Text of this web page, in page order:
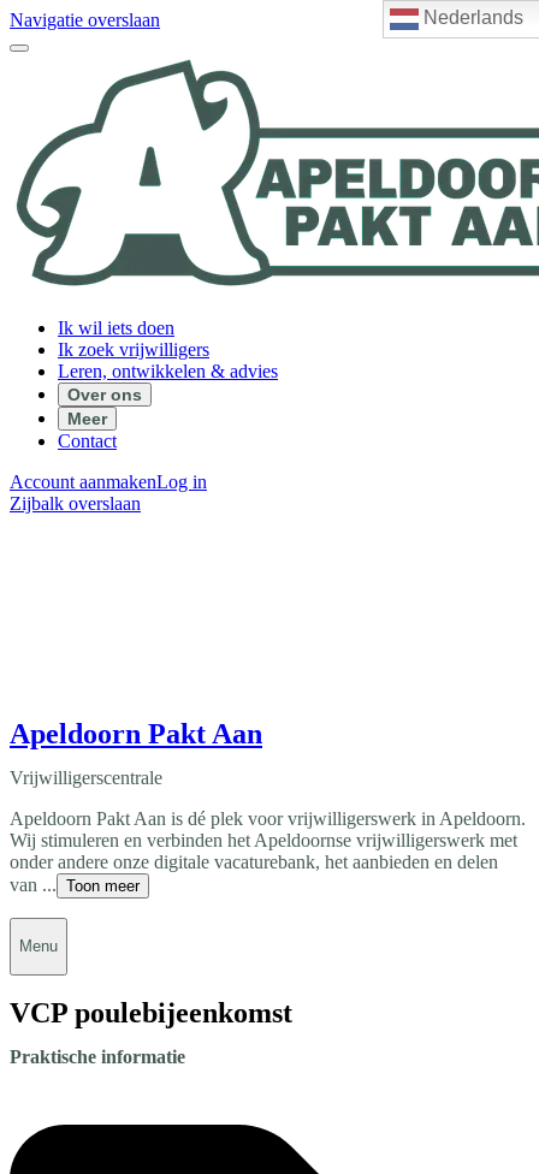
Nederlands
Navigatie overslaan
Ik wil iets doen
Ik zoek vrijwilligers
Leren, ontwikkelen & advies
Over ons
Meer
Contact
Account aanmakenLog in
Zijbalk overslaan
Apeldoorn Pakt Aan
Vrijwilligerscentrale
Apeldoorn Pakt Aan is dé plek voor vrijwilligerswerk in Apeldoorn.
Wij stimuleren en verbinden het Apeldoornse vrijwilligerswerk met
onder andere onze digitale vacaturebank, het aanbieden en delen
van ... Toon meer
Menu
VCP poulebijeenkomst
Praktische informatie